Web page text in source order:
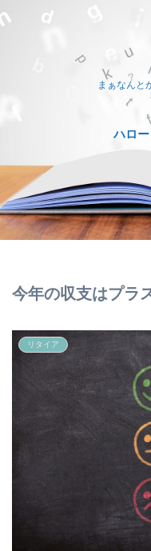
まぁなん
ハロ
今年の収支はプラ
リタイア